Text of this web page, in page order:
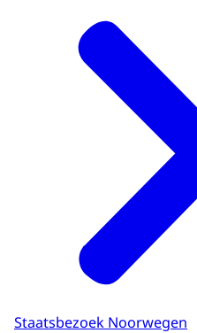
Staatsbezoek Noorwegen